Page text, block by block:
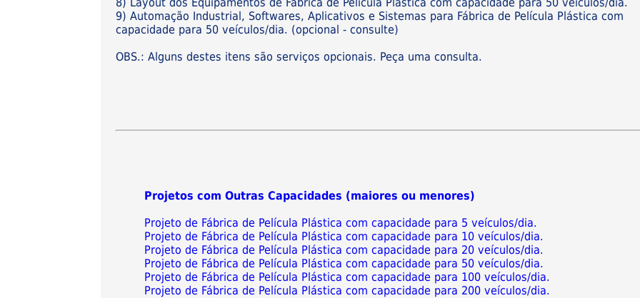
9) Automação Industrial, Softwares, Aplicativos e Sistemas para Fábrica de Película Plástica com
capacidade para 50 veículos/dia. (opcional - consulte)
OBS.: Alguns destes itens são serviços opcionais. Peça uma consulta.
Projetos com Outras Capacidades (maiores ou menores)
Projeto de Fábrica de Película Plástica com capacidade para 5 veículos/dia.
Projeto de Fábrica de Película Plástica com capacidade para 10 veículos/dia.
Projeto de Fábrica de Película Plástica com capacidade para 20 veículos/dia.
Projeto de Fábrica de Película Plástica com capacidade para 50 veículos/dia.
Projeto de Fábrica de Película Plástica com capacidade para 100 veículos/dia.
Projeto de Fábrica de Película Plástica com capacidade para 200 veículos/dia.